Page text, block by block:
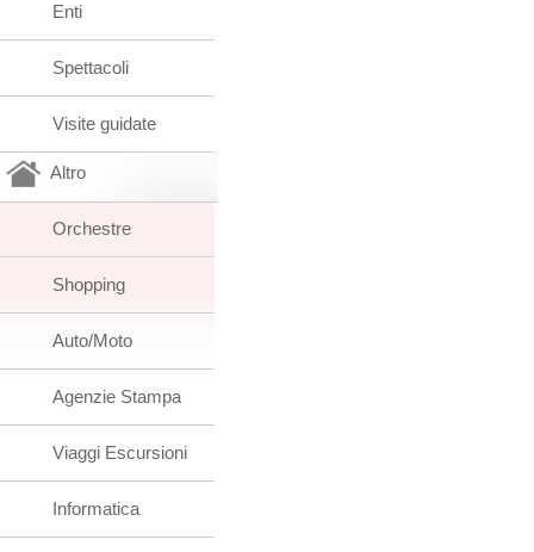
Enti
Spettacoli
Visite guidate
Altro
Orchestre
Shopping
Auto/Moto
Agenzie Stampa
Viaggi Escursioni
Informatica